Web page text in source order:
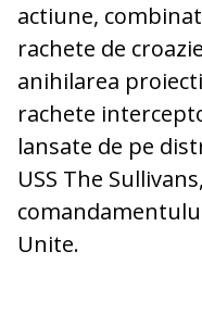
actiune,
rachete de
anihilarea
rachete
lansate de pe
USS The
Unite.